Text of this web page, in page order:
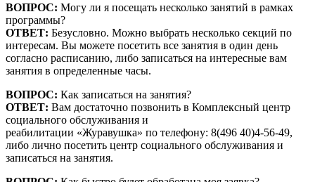
ВОПРОС: Могу ли я посещать несколько занятий в рамках
программы?
ОТВЕТ: Безусловно. Можно выбрать несколько секций по
интересам. Вы можете посетить все занятия в один день
согласно расписанию, либо записаться на интересные вам
занятия в определенные часы.
ВОПРОС: Как записаться на занятия?
ОТВЕТ: Вам достаточно позвонить в Комплексный центр
социального обслуживания и
реабилитации «Журавушка» по телефону: 8(496 40)4-56-49,
либо лично посетить центр социального обслуживания и
записаться на занятия.